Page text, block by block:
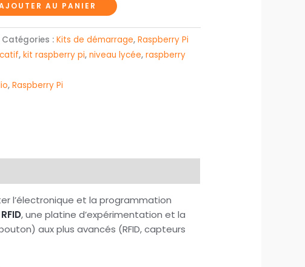
AU PANIER
Catégories : Kits de démarrage, Raspberry Pi
, kit raspberry pi, niveau lycée, raspberry
, Raspberry Pi
l’électronique et la programmation
RFID, une platine d’expérimentation et la
aux plus avancés (RFID, capteurs